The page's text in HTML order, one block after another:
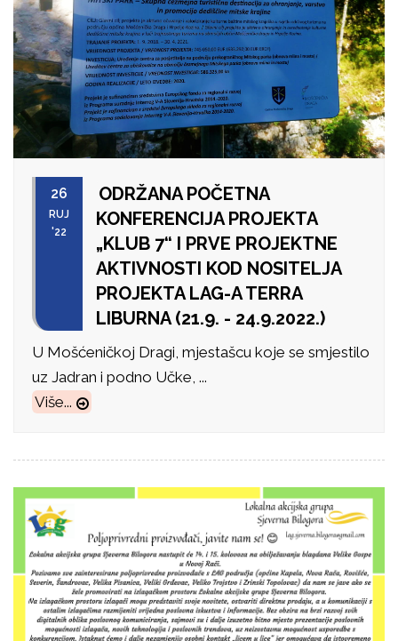
26
RUJ
'22
ODRŽANA POČETNA
KONFERENCIJA PROJEKTA
„KLUB 7“ I PRVE PROJEKTNE
AKTIVNOSTI KOD NOSITELJA
PROJEKTA LAG-A TERRA
LIBURNA (21.9. - 24.9.2022.)
U Mošćeničkoj Dragi, mjestašcu koje se smjestilo
uz Jadran i podno Učke, ...
Više...